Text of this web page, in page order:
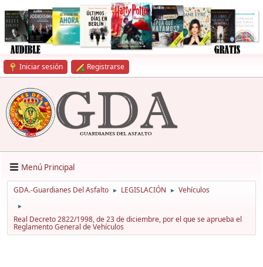
Iniciar sesión Registrarse
Menú Principal
GDA.-Guardianes Del Asfalto ► LEGISLACIÓN ► Vehículos
►
Real Decreto 2822/1998, de 23 de diciembre, por el que se aprueba el
Reglamento General de Vehículos